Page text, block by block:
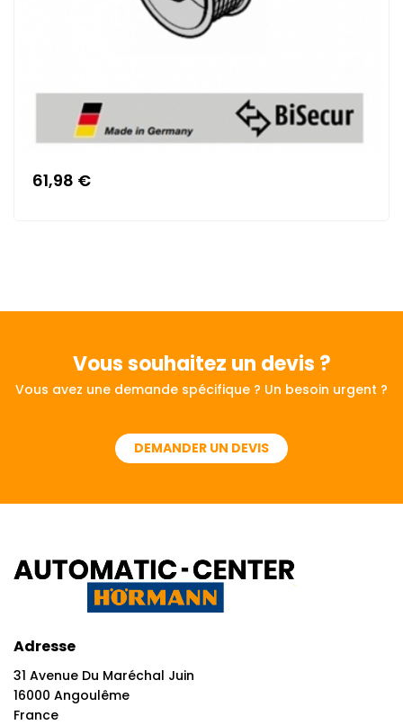
61,98 €
Vous souhaitez un devis ?
Vous avez une demande spécifique ? Un besoin urgent ?
DEMANDER UN DEVIS
Adresse
31 Avenue Du Maréchal Juin
16000 Angoulême
France